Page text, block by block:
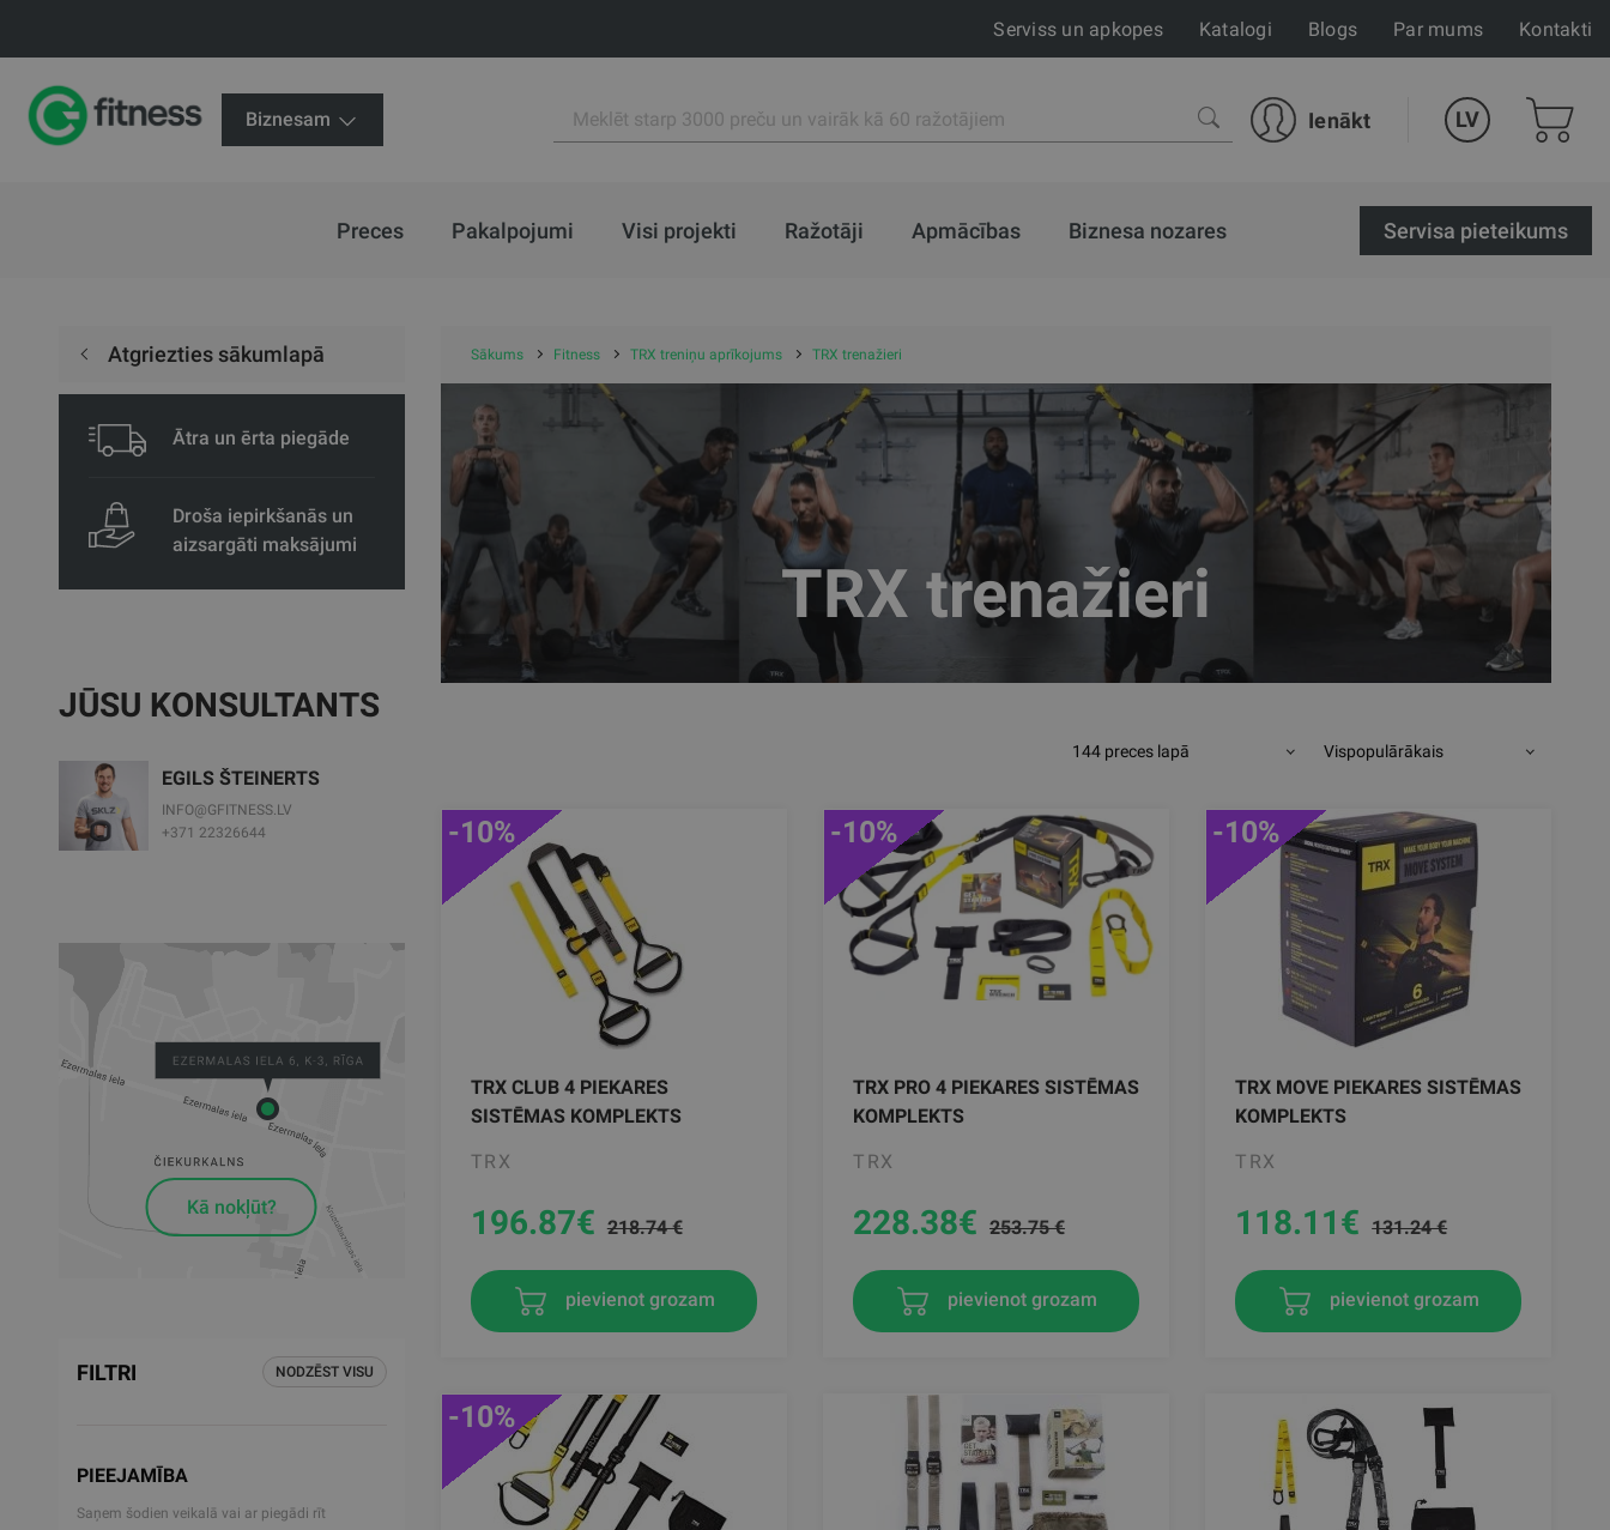
Serviss un apkopes Katalogi Blogs Par mums Kontakti
Biznesam Ienākt LV
Preces Pakalpojumi Visi projekti Ražotāji Apmācības Biznesa nozares Servisa pieteikums
Atgriezties sākumlapā
Ātra un ērta piegāde
Droša iepirkšanās un
aizsargāti maksājumi
JŪSU KONSULTANTS
EGILS ŠTEINERTS
INFO@GFITNESS.LV
+371 22326644
Kā nokļūt?
FILTRI NODZĒST VISU
PIEEJAMĪBA
Saņem šodien veikalā vai ar piegādi rīt
Sākums Fitness TRX treniņu aprīkojums TRX trenažieri
TRX trenažieri
144 preces lapā Vispopulārākais
TRX CLUB 4 PIEKARES
SISTĒMAS KOMPLEKTS
TRX
-10%
196.87€ 218.74 €
pievienot grozam
TRX PRO 4 PIEKARES SISTĒMAS
KOMPLEKTS
TRX
-10%
228.38€ 253.75 €
pievienot grozam
TRX MOVE PIEKARES SISTĒMAS
KOMPLEKTS
TRX
-10%
118.11€ 131.24 €
pievienot grozam
-10%